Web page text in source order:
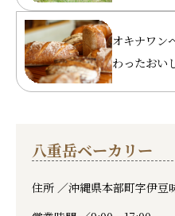
オキナワン
わったおい
八重岳ベーカリー
住所 ／沖縄県本部町字伊豆